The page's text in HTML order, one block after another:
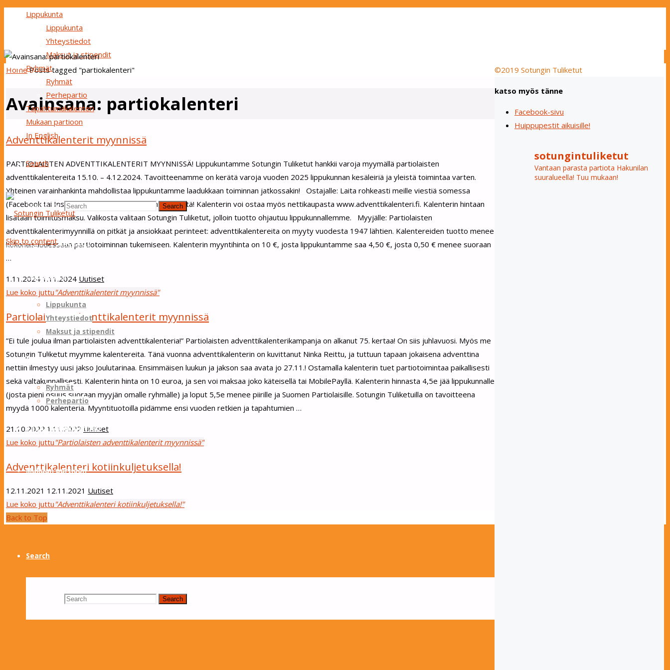
Lippukunta
Lippukunta
Yhteystiedot
Maksut ja stipendit
Ryhmät
Ryhmät
Perhepartio
Tapahtumakalenteri
Mukaan partioon
In English
Search
Search for: Search
Sotungin Tuliketut
Skip to content
Lippukunta
Lippukunta
Yhteystiedot
Maksut ja stipendit
Ryhmät
Ryhmät
Perhepartio
Tapahtumakalenteri
Mukaan partioon
In English
Search
Search
Home Posts tagged "partiokalenteri"
Avainsana: partiokalenteri
Adventtikalenterit myynnissä
PARTIOLAISTEN ADVENTTIKALENTERIT MYYNNISSÄ! Lippukuntamme Sotungin Tuliketut hankkii varoja myymällä partiolaisten
adventtikalentereita 15.10. – 4.12.2024. Tavoitteenamme on kerätä varoja vuoden 2025 lippukunnan kesäleiriä ja yleistä toimintaa varten.
Yhteinen varainhankinta mahdollistaa lippukuntamme laadukkaan toiminnan jatkossakin! Ostajalle: Laita rohkeasti meille viestiä somessa
(Facebook tai Instagram), niin sovitaan myyntihetkestä! Kalenterin voi ostaa myös nettikaupasta www.adventtikalenteri.fi. Kalenterin hintaan
lisätään toimitusmaksu. Valikosta valitaan Sotungin Tuliketut, jolloin tuotto ohjautuu lippukunnallemme. Myyjälle: Partiolaisten
adventtikalenterimyynnillä on pitkät ja ansiokkaat perinteet: adventtikalentereita on myyty vuodesta 1947 lähtien. Kalentereiden tuotto menee
kokonaisuudessaan partiotoiminnan tukemiseen. Kalenterin myyntihinta on 10 €, josta lippukuntamme saa 4,50 €, josta 0,50 € menee suoraan
…
1.11.2024 1.11.2024 Uutiset
Lue koko juttu "Adventtikalenterit myynnissä"
Partiolaisten adventtikalenterit myynnissä
”Ei tule joulua ilman partiolaisten adventtikalenteria!” Partiolaisten adventtikalenterikampanja on alkanut 75. kertaa! On siis juhlavuosi. Myös me
Sotungin Tuliketut myymme kalentereita. Tänä vuonna adventtikalenterin on kuvittanut Ninka Reittu, ja tuttuun tapaan jokaisena adventtina
nettiin ilmestyy uusi jakso Joulutarinaa. Ensimmäisen luukun ja jakson saa avata jo 27.11.! Ostamalla kalenterin tuet partiotoimintaa paikallisesti
sekä valtakunnallisesti. Kalenterin hinta on 10 euroa, ja sen voi maksaa joko käteisellä tai MobilePayllä. Kalenterin hinnasta 4,5e jää lippukunnalle
(josta pieni osuus suoraan myyjän omalle ryhmälle) ja loput 5,5e menee piirille ja Suomen Partiolaisille. Sotungin Tuliketuilla on tavoitteena
myydä 1000 kalenteria. Myyntituotoilla pidämme ensi vuoden retkien ja tapahtumien …
21.10.2022 1.11.2022 Uutiset
Lue koko juttu "Partiolaisten adventtikalenterit myynnissä"
Adventtikalenteri kotiinkuljetuksella!
12.11.2021 12.11.2021 Uutiset
Lue koko juttu "Adventtikalenteri kotiinkuljetuksella!"
katso myös tänne
Facebook-sivu
Huippupestit aikuisille!
sotungintuliketut
Vantaan parasta partiota Hakunilan
suuralueella! Tuu mukaan!
©2019 Sotungin Tuliketut
Back to Top